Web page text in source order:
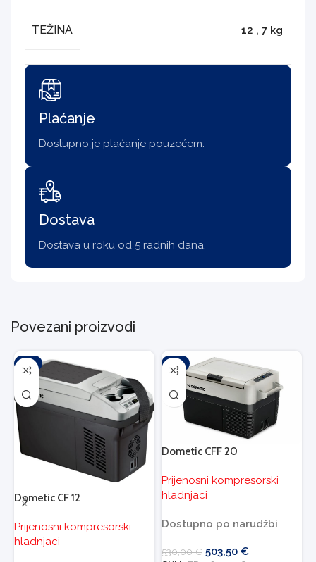
TEŽINA 12 , 7 kg
Plaćanje
Dostupno je plaćanje pouzećem.
Dostava
Dostava u roku od 5 radnih dana.
Povezani proizvodi
-5%
Dometic CF 12
Prijenosni kompresorski
hladnjaci
-5%
Dometic CFF 20
Prijenosni kompresorski
hladnjaci
Dostupno po narudžbi
530,00€ 503,50 €